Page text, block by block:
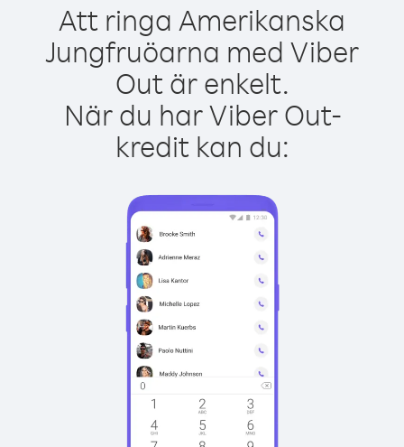
Att ringa Amerikanska
Jungfruöarna med Viber
Out är enkelt.
När du har Viber Out-
kredit kan du: